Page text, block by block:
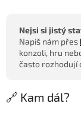
Nejsi si jistý
Napiš nám přes
konzoli, hru
často rozhodují
🔗 Kam dál?